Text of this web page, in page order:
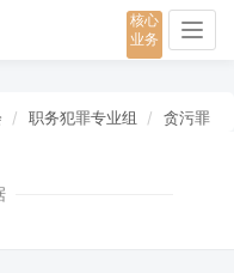
核心
业务
职务犯罪专业组 贪污罪